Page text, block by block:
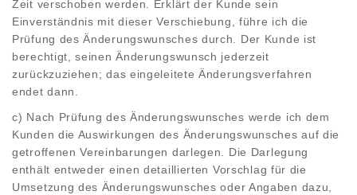
Zeit verschoben werden. Erklärt der Kunde sein
Einverständnis mit dieser Verschiebung, führe ich die
Prüfung des Änderungswunsches durch. Der Kunde ist
berechtigt, seinen Änderungswunsch jederzeit
zurückzuziehen; das eingeleitete Änderungsverfahren
endet dann.
c) Nach Prüfung des Änderungswunsches werde ich dem
Kunden die Auswirkungen des Änderungswunsches auf die
getroffenen Vereinbarungen darlegen. Die Darlegung
enthält entweder einen detaillierten Vorschlag für die
Umsetzung des Änderungswunsches oder Angaben dazu,